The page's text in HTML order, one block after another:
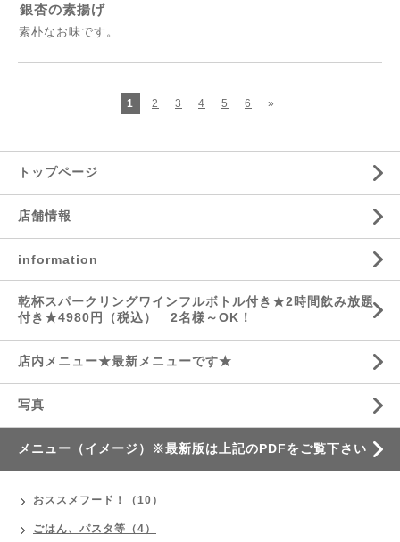
銀杏の素揚げ
素朴なお味です。
1 2 3 4 5 6 »
トップページ
店舗情報
information
乾杯スパークリングワインフルボトル付き★2時間飲み放題
付き★4980円（税込） 2名様～OK！
店内メニュー★最新メニューです★
写真
メニュー（イメージ）※最新版は上記のPDFをご覧下さい
おススメフード！（10）
ごはん、パスタ等（4）